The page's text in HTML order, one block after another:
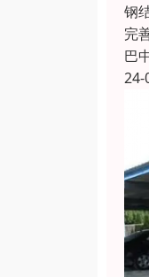
钢
完
巴
24-